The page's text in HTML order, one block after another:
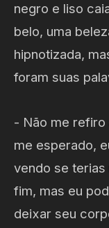
negro e liso
belo, uma
hipnotizada,
foram suas
- Não me refiro
me esperado,
vendo se
fim, mas eu
deixar seu